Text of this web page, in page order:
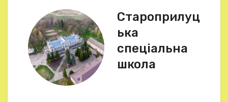
Староприлуц
ька
спеціальна
школа